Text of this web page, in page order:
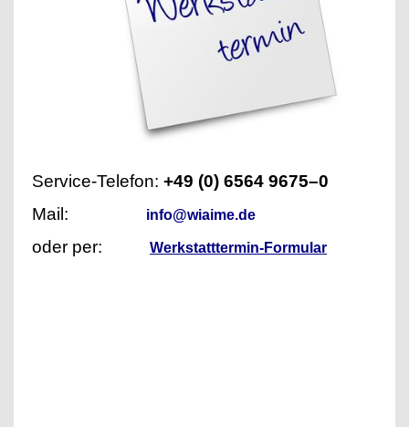
Service-Telefon: +49 (0) 6564 9675–0
Mail:
info@wiaime.de
oder per: Werkstatttermin-Formular